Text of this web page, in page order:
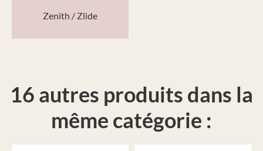
Zenith / Zlide
16 autres produits dans la
même catégorie :